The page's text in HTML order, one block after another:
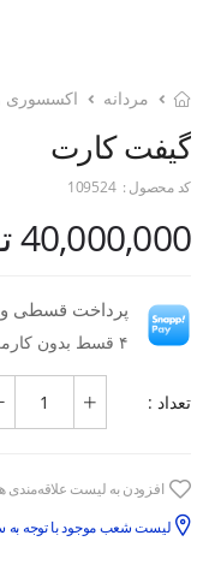
مردانه اکسسوری و
گیفت کارت
کد محصول : 109524
40,000,000 تومان
پرداخت قسطی و
۴ قسط بدون کارمزد، ماهانه ۱۰٬۰۰۰٬۰۰۰ تومان
تعداد :
افزودن به لیست علاقه‌مندی
لیست شعب موجود با توجه به